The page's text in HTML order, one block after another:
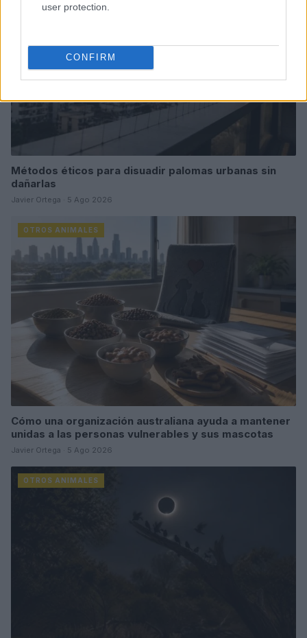
user protection.
CONFIRM
Métodos éticos para disuadir palomas urbanas sin
dañarlas
Javier Ortega · 5 Ago 2026
OTROS ANIMALES
Cómo una organización australiana ayuda a mantener
unidas a las personas vulnerables y sus mascotas
Javier Ortega · 5 Ago 2026
OTROS ANIMALES